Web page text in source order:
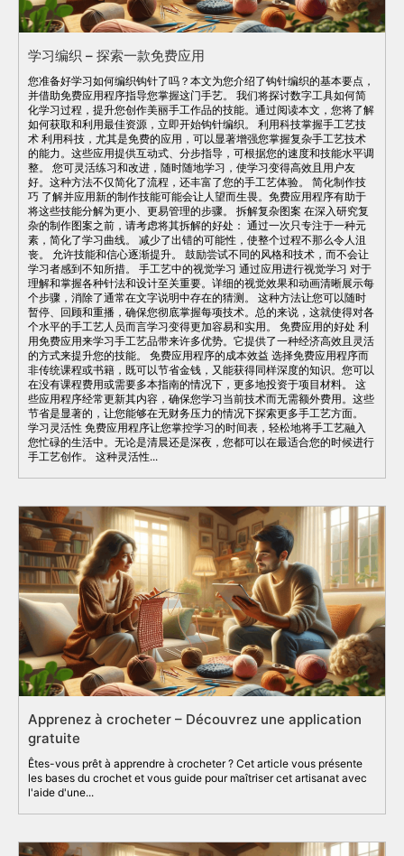
学习编织 – 探索一款免费应用
您准备好学习如何编织钩针了吗？本文为您介绍了钩针编织的基本要点，
并借助免费应用程序指导您掌握这门手艺。 我们将探讨数字工具如何简
化学习过程，提升您创作美丽手工作品的技能。通过阅读本文，您将了解
如何获取和利用最佳资源，立即开始钩针编织。 利用科技掌握手工艺技
术 利用科技，尤其是免费的应用，可以显著增强您掌握复杂手工艺技术
的能力。这些应用提供互动式、分步指导，可根据您的速度和技能水平调
整。 您可灵活练习和改进，随时随地学习，使学习变得高效且用户友
好。这种方法不仅简化了流程，还丰富了您的手工艺体验。 简化制作技
巧 了解并应用新的制作技能可能会让人望而生畏。免费应用程序有助于
将这些技能分解为更小、更易管理的步骤。 拆解复杂图案 在深入研究复
杂的制作图案之前，请考虑将其拆解的好处： 通过一次只专注于一种元
素，简化了学习曲线。 减少了出错的可能性，使整个过程不那么令人沮
丧。 允许技能和信心逐渐提升。 鼓励尝试不同的风格和技术，而不会让
学习者感到不知所措。 手工艺中的视觉学习 通过应用进行视觉学习 对于
理解和掌握各种针法和设计至关重要。详细的视觉效果和动画清晰展示每
个步骤，消除了通常在文字说明中存在的猜测。 这种方法让您可以随时
暂停、回顾和重播，确保您彻底掌握每项技术。总的来说，这就使得对各
个水平的手工艺人员而言学习变得更加容易和实用。 免费应用的好处 利
用免费应用来学习手工艺品带来许多优势。它提供了一种经济高效且灵活
的方式来提升您的技能。 免费应用程序的成本效益 选择免费应用程序而
非传统课程或书籍，既可以节省金钱，又能获得同样深度的知识。您可以
在没有课程费用或需要多本指南的情况下，更多地投资于项目材料。 这
些应用程序经常更新其内容，确保您学习当前技术而无需额外费用。这些
节省是显著的，让您能够在无财务压力的情况下探索更多手工艺方面。
学习灵活性 免费应用程序让您掌控学习的时间表，轻松地将手工艺融入
您忙碌的生活中。无论是清晨还是深夜，您都可以在最适合您的时候进行
手工艺创作。 这种灵活性...
Apprenez à crocheter – Découvrez une application
gratuite
Êtes-vous prêt à apprendre à crocheter ? Cet article vous présente
les bases du crochet et vous guide pour maîtriser cet artisanat avec
l'aide d'une...